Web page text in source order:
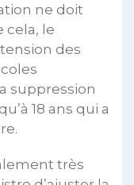
ne doit
cela, le
des
suppression
18 ans qui a
très